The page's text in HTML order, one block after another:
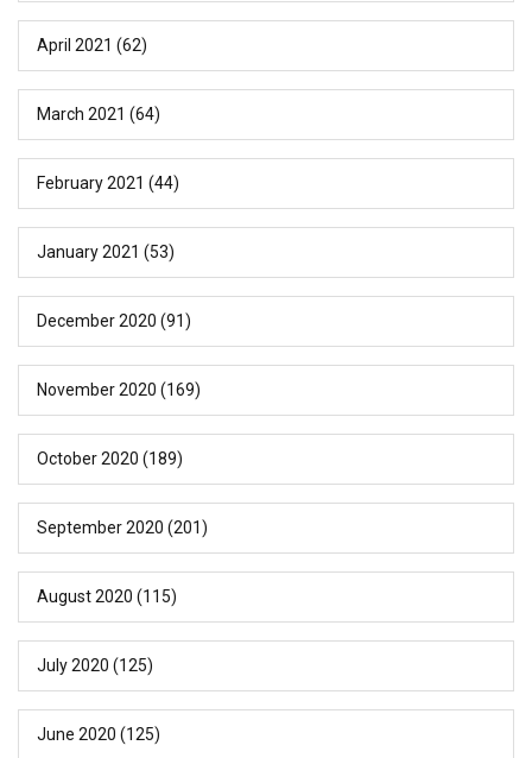
April 2021 (62)
March 2021 (64)
February 2021 (44)
January 2021 (53)
December 2020 (91)
November 2020 (169)
October 2020 (189)
September 2020 (201)
August 2020 (115)
July 2020 (125)
June 2020 (125)